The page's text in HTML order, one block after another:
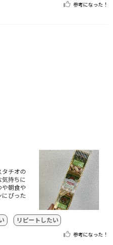
参考になった！
チオの
持ちに
朝食や
ぴった
リピートしたい
参考になった！